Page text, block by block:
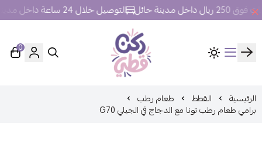
مدينة حائل التوصيل خلال 24 ساعة داخل مدينة حائل.
ركن قطي
0
الرئيسية القطط طعام رطب
برامي طعام رطب تونا مع الدجاج في الجيلي G70